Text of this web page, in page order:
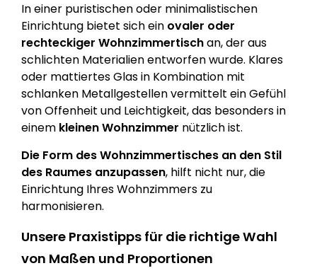
In einer puristischen oder minimalistischen
Einrichtung bietet sich ein ovaler oder
rechteckiger Wohnzimmertischan, der aus
schlichten Materialien entworfen wurde. Klares
oder mattiertes Glas in Kombination mit
schlanken Metallgestellen vermittelt ein Gefühl
von Offenheit und Leichtigkeit, das besonders in
einem kleinen Wohnzimmer nützlich ist.
Die Form des Wohnzimmertisches an den Stil
des Raumes anzupassen, hilft nicht nur, die
Einrichtung Ihres Wohnzimmers zu
harmonisieren.
Unsere Praxistipps für die richtige Wahl
von Maßen und Proportionen